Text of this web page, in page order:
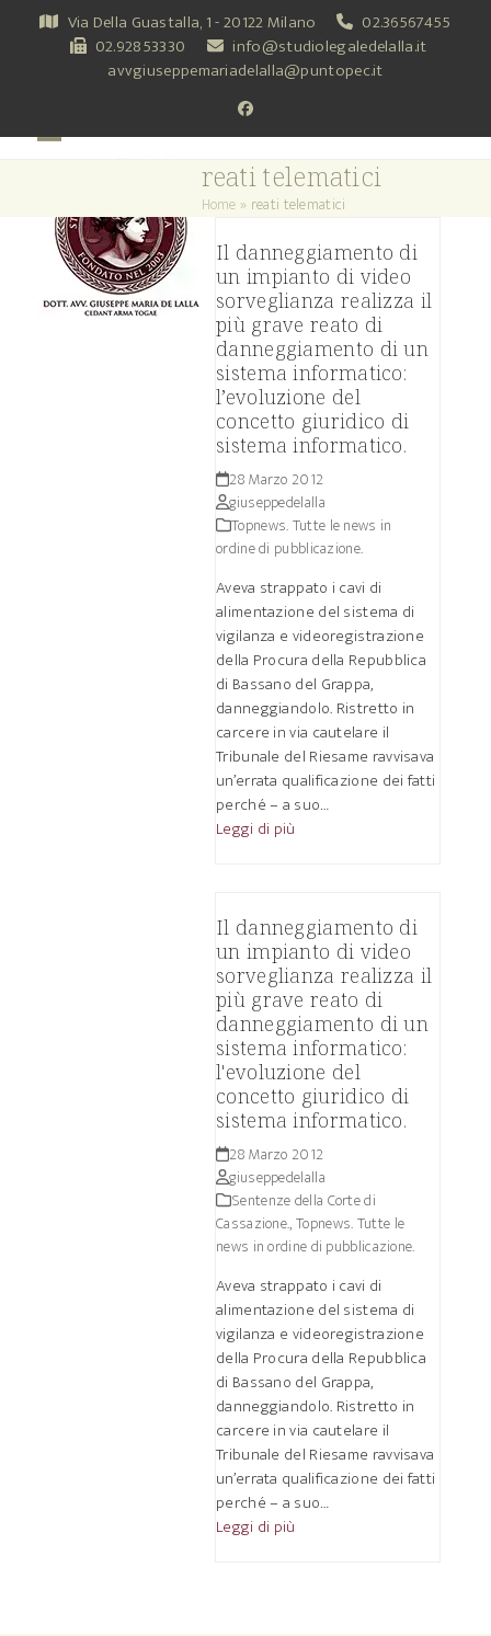
Via Della Guastalla, 1 - 20122 Milano
02.36567455
02.92853330
info@studiolegaledelalla.it
avvgiuseppemariadelalla@puntopec.it
Facebook
menu
menu
reati telematici
Home » reati telematici
Il danneggiamento di
un impianto di video
sorveglianza realizza il
più grave reato di
danneggiamento di un
sistema informatico:
l’evoluzione del
concetto giuridico di
sistema informatico.
28 Marzo 2012
giuseppedelalla
Topnews. Tutte le news in
ordine di pubblicazione.
Aveva strappato i cavi di
alimentazione del sistema di
vigilanza e videoregistrazione
della Procura della Repubblica
di Bassano del Grappa,
danneggiandolo. Ristretto in
carcere in via cautelare il
Tribunale del Riesame ravvisava
un’errata qualificazione dei fatti
perché – a suo…
Leggi di più
Il danneggiamento di
un impianto di video
sorveglianza realizza il
più grave reato di
danneggiamento di un
sistema informatico:
l'evoluzione del
concetto giuridico di
sistema informatico.
28 Marzo 2012
giuseppedelalla
Sentenze della Corte di
Cassazione.,Topnews. Tutte le
news in ordine di pubblicazione.
Aveva strappato i cavi di
alimentazione del sistema di
vigilanza e videoregistrazione
della Procura della Repubblica
di Bassano del Grappa,
danneggiandolo. Ristretto in
carcere in via cautelare il
Tribunale del Riesame ravvisava
un’errata qualificazione dei fatti
perché – a suo…
Leggi di più